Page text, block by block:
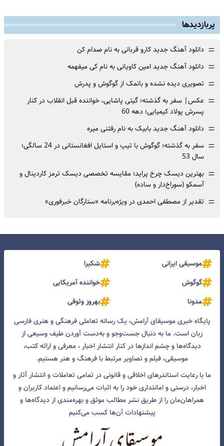
پربازدیدها
= دانلود آهنگ جدید کارو قربانی به نام صدام کن
= دانلود آهنگ جدید امین کاویانی به نام کی میفهمه
= تصویری دیده نشده و بانمک از گوگوش و پدرش
= عکس| سفر به گذشته؛ گیتی پاشایی، خواننده قبل انقلاب در کنار
پسرش پولاد کیمیایی؛ دهه 60
= دانلود آهنگ جدید بابیک به نام رفتنی میره
=
سفر به گذشته؛ گوگوش با تیپ و استایل افغانستانی در 24 سالگی؛
سال 53
= بهترین دیسک چرخ پراید؛ مقایسه تخصصی دیسک ترمز کاردینال و
آسمکو (سوراخ‌دار و ساده)
= تقدیر از مصطفی احمدی در ویژه‌برنامه «ستارگان خبرفوری»
موسیقی ایرانی
شکیرا
گوگوش
خواننده آمریکایی
مدونا
بهروز وثوقی
پایگاه خبری موسیقای آرامش، یک رسانه تعاملی فرهنگی و هنری فارسی
زبان است. ما به دنبال جست‌و‌جو و به‌دست آوردن طیف وسیعی از
دیدگاه‌ها و چشم انداز‌ها در کنار انتشار اخبار ، معرفی و ارائه کتب،
موسیقی، فیلم و تصاویر مرتبط با فرهنگ و هنر هستیم.
ما با رعایت استاندرهای اخلاقی و قانونی در تمامی تعاملات و انتشار آثار و
اخبار، درستی و امانتداری خود را به اثبات می‌رسانیم و اعتماد کاربران و
همراهان‌مان را از طریق نشر مطالب موثق و بهره‌مندی از دیدگاه‌ها و
پیشنهادات آن‌ها کسب می‌کنیم